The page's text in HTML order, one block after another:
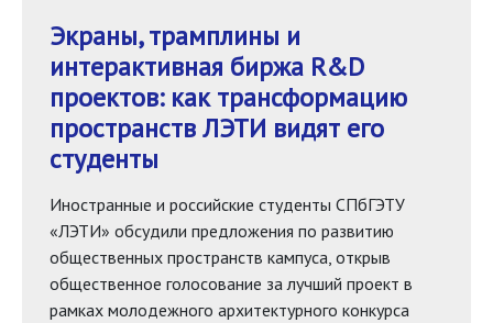
Экраны, трамплины и
интерактивная биржа R&D
проектов: как трансформацию
пространств ЛЭТИ видят его
студенты
Иностранные и российские студенты СПбГЭТУ
«ЛЭТИ» обсудили предложения по развитию
общественных пространств кампуса, открыв
общественное голосование за лучший проект в
рамках молодежного архитектурного конкурса